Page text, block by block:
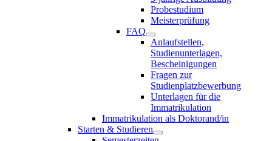
Probestudium
Meisterprüfung
FAQ
Anlaufstellen,
Studienunterlagen,
Bescheinigungen
Fragen zur
Studienplatzbewerbung
Unterlagen für die
Immatrikulation
Immatrikulation als Doktorand/in
Starten & Studieren